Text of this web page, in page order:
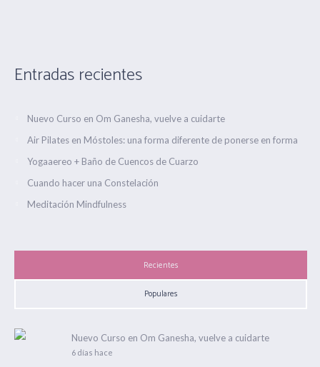
Entradas recientes
Nuevo Curso en Om Ganesha, vuelve a cuidarte
Air Pilates en Móstoles: una forma diferente de ponerse en forma
Yogaaereo + Baño de Cuencos de Cuarzo
Cuando hacer una Constelación
Meditación Mindfulness
Recientes
Populares
Nuevo Curso en Om Ganesha, vuelve a cuidarte
6 días hace